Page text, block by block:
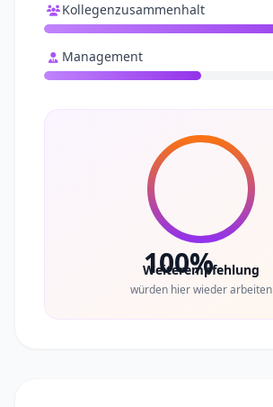
Kollegenzusammenhalt
Management
100%
Weiterempfehlung
würden hier wieder arbeiten